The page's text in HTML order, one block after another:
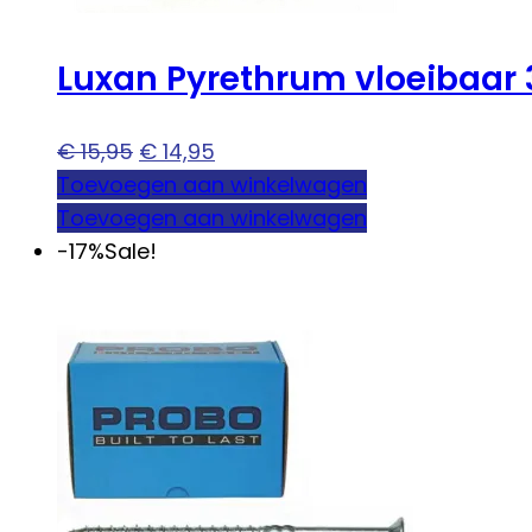
Luxan Pyrethrum vloeibaar
€15,95 Oorspronkelijke
prijs
was:
€ 15,95.
€ 14,95
prijs
is:
Toevoegen aan winkelwagen
Toevoegen aan winkelwagen
-17%Sale!